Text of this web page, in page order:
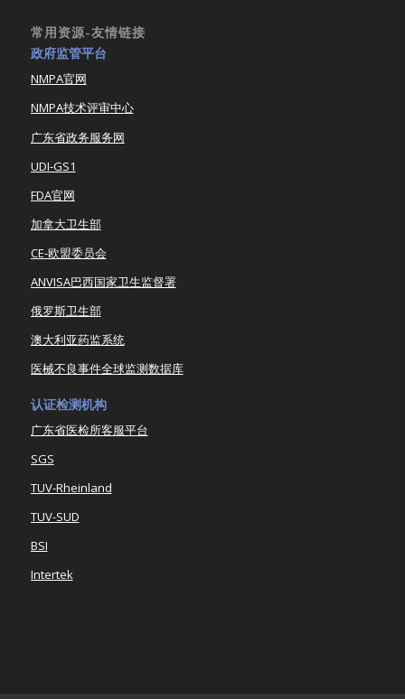
常用资源-友情链接
政府监管平台
NMPA官网
NMPA技术评审中心
广东省政务服务网
UDI-GS1
FDA官网
加拿大卫生部
CE-欧盟委员会
ANVISA巴西国家卫生监督署
俄罗斯卫生部
澳大利亚药监系统
医械不良事件全球监测数据库
认证检测机构
广东省医检所客服平台
SGS
TUV-Rheinland
TUV-SUD
BSI
Intertek